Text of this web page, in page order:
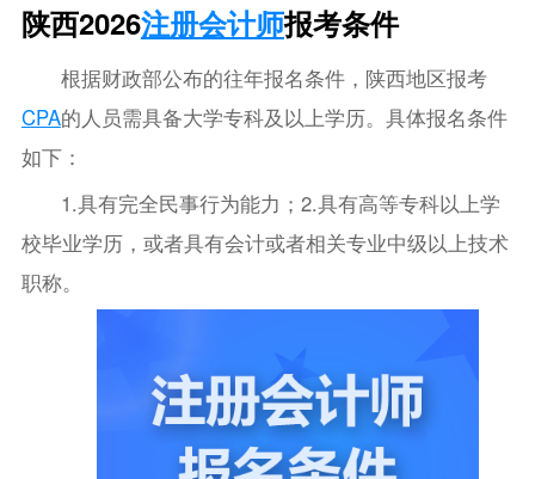
陕西2026注册会计师报考条件
根据财政部公布的往年报名条件，陕西地区报考
CPA的人员需具备大学专科及以上学历。具体报名条件
如下：
1.具有完全民事行为能力；2.具有高等专科以上学
校毕业学历，或者具有会计或者相关专业中级以上技术
职称。